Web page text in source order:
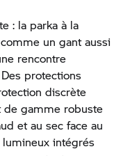
: la parka à la
un gant aussi
rencontre
protections
discrète
de gamme robuste
et au sec face au
intégrés